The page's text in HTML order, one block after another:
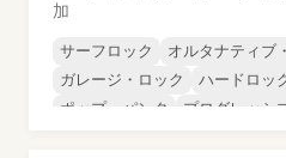
加
サーフロック
オルタナティブ
ガレージ・ロック
ハードロッ
ポップ・パンク
プログレッシ